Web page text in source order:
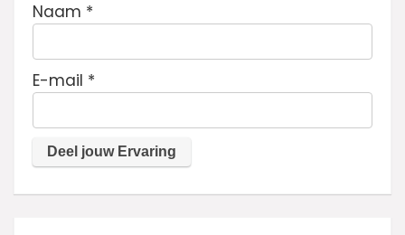
Naam *
E-mail *